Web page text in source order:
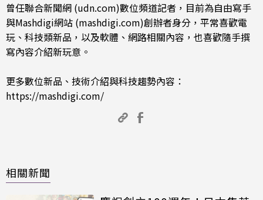
曾任聯合新聞網 (udn.com)數位頻道記者，目前為自由寫手
與Mashdigi網站 (mashdigi.com)創辦者身分，平常喜歡電
玩、科技類新品，以及軟體、網路相關內容，也喜歡隨手撰
寫內容介紹新玩意。
更多數位新品、技術介紹與科技趨勢內容：
https://mashdigi.com/
相關新聞